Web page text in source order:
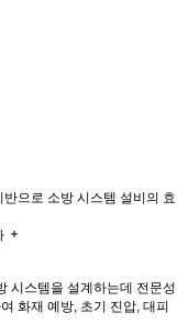
으로 소방 시스템 설비의 효
시스템을 설계하는데 전문성
화재 예방, 초기 진압, 대피